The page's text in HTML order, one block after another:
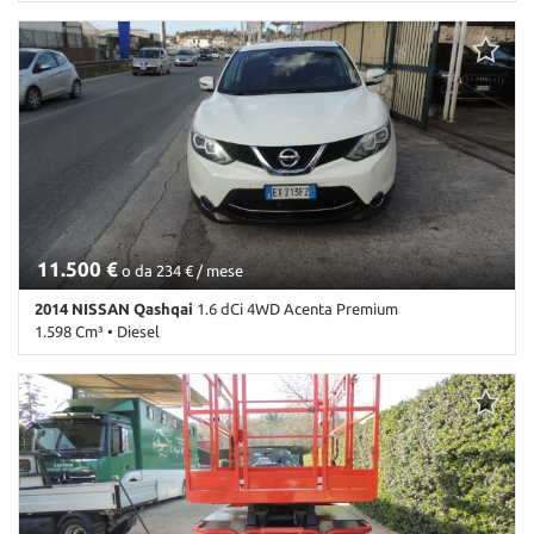
174.000 Km • Cambio Manuale (6) • Nero metallizzato • 5 Porte •
ABS • Airbag • Airbag laterali • Airbag Passeggero • Airbag testa •
Alzacristalli elettrici • Autoradio • Bluetooth • Cerchi in lega •
Chiusura centralizzata • Climatizzatore • Climatizzatore
automatico, 2 zone • Controllo automatico clima • Controllo
trazione • Cruise Control • ESP • Fendinebbia • Immobilizzatore
elettronico • Pacchetto sportivo • Sensore di luce • Sensore di
pioggia • Servosterzo • Navigatore satellitare • Specchietti laterali
elettrici • Start/Stop Automatico • Telecamera per parcheggio
assistito • Vetri oscurati
11.500 €o da 234 € / mese
2014 NISSAN Qashqai 1.6 dCi 4WD Acenta Premium
1.598 Cm³ • Diesel
155.000 Km • Cambio Automatico (6) • Bianco pastello • 5 Porte •
ABS • Airbag • Airbag laterali • Airbag Passeggero • Airbag testa •
Alzacristalli elettrici • Autoradio • Autoradio digitale • Bluetooth •
Bracciolo • Cerchi in lega • Chiusura centralizzata • Chiusura
centralizzata telecomandata • Climatizzatore • Climatizzatore
automatico, 2 zone • Controllo automatico clima • Controllo
elettronico della corsia • Controllo trazione • Cronologia tagliandi